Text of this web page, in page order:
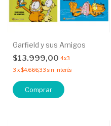
Garfield y sus Amigos
$13.999,00 4x3
3 x$4.666,33 sin interés
Comprar